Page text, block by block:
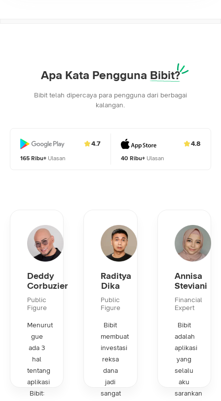
Apa Kata Pengguna Bibit?
Bibit telah dipercaya para pengguna dari berbagai
kalangan.
4.7
165 Ribu+ Ulasan
4.8
40 Ribu+Ulasan
Deddy
Corbuzier
Public
Figure
Menurut
gue
ada 3
hal
tentang
aplikasi
Bibit:
Raditya
Dika
Public
Figure
Bibit
membuat
investasi
reksa
dana
jadi
sangat
Annisa
Steviani
Financial
Expert
Bibit
adalah
aplikasi
yang
selalu
aku
sarankan